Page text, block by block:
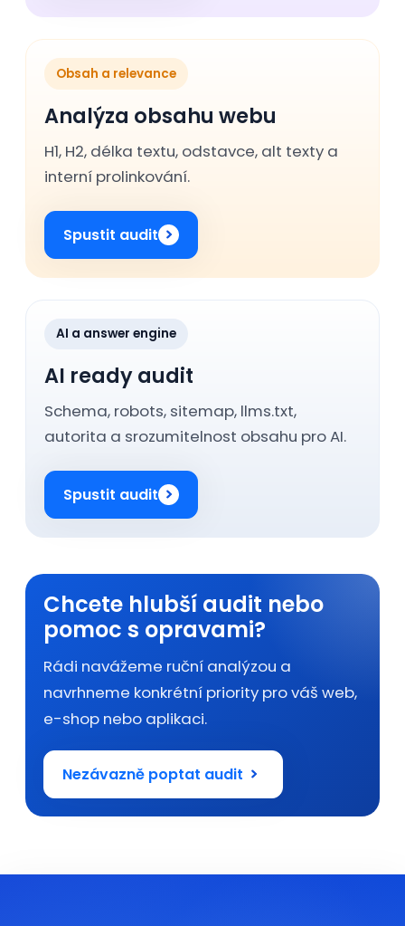
Obsah a relevance
Analýza obsahu webu
H1, H2, délka textu, odstavce, alt texty a
interní prolinkování.
Spustit audit
AI a answer engine
AI ready audit
Schema, robots, sitemap, llms.txt,
autorita a srozumitelnost obsahu pro AI.
Spustit audit
Chcete hlubší audit nebo
pomoc s opravami?
Rádi navážeme ruční analýzou a
navrhneme konkrétní priority pro váš web,
e-shop nebo aplikaci.
Nezávazně poptat audit